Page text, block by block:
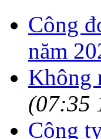
Công
năm
Không
(07:35
Công